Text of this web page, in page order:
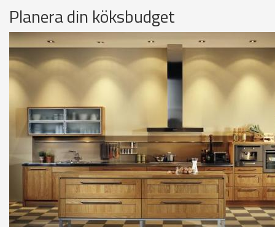
Planera din köksbudget